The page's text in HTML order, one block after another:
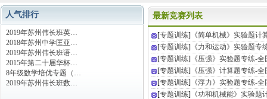
人气排行
2019年苏州伟长班英…
2018年苏州中学匡亚…
2019年苏州伟长班语…
2015年第二十届华杯…
8年级数学培优专题（…
2019年苏州伟长班数…
最新竞赛列表
[专题训练] 《简单机械》实验题
[专题训练] 《力和运动》实验题
[专题训练] 《压强》实验题专练-
[专题训练] 《压强》计算题专练-
[专题训练] 《浮力》实验题专练-
[专题训练] 《功和机械能》实验